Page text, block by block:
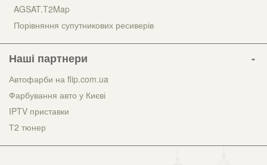
AGSAT.T2Map
Порівняння супутникових ресиверів
Наші партнери
Автофарби на flip.com.ua
Фарбування авто у Києві
IPTV приставки
Т2 тюнер